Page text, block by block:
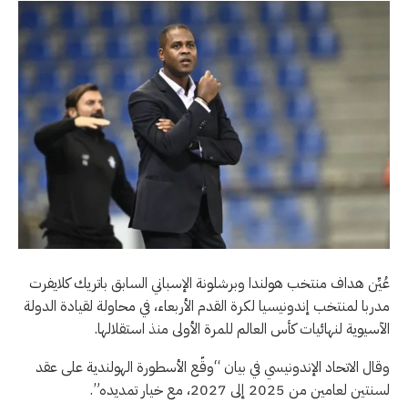
عُيِّن هداف منتخب هولندا وبرشلونة الإسباني السابق باتريك كلايفرت
مدربا لمنتخب إندونيسيا لكرة القدم الأربعاء، في محاولة لقيادة الدولة
الآسيوية لنهائيات كأس العالم للمرة الأولى منذ استقلالها.
وقال الاتحاد الإندونيسي في بيان “وقّع الأسطورة الهولندية على عقد
لسنتين لعامين من 2025 إلى 2027، مع خيار تمديده”.